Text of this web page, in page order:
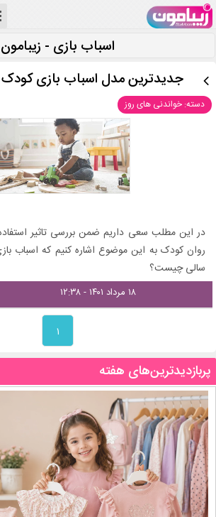
اسباب بازی - زیبامون
جدیدترین مدل اسباب بازی کودک در
دسته: خواندنی های روز
در این مطلب سعی داریم ضمن بررسی تاثیر
روان کودک به این موضوع اشاره کنیم که اسباب
سالی چیست؟
۱۸ مرداد ۱۴۰۱ - ۱۲:۳۸
۱
پربازدیدترین‌های هفته